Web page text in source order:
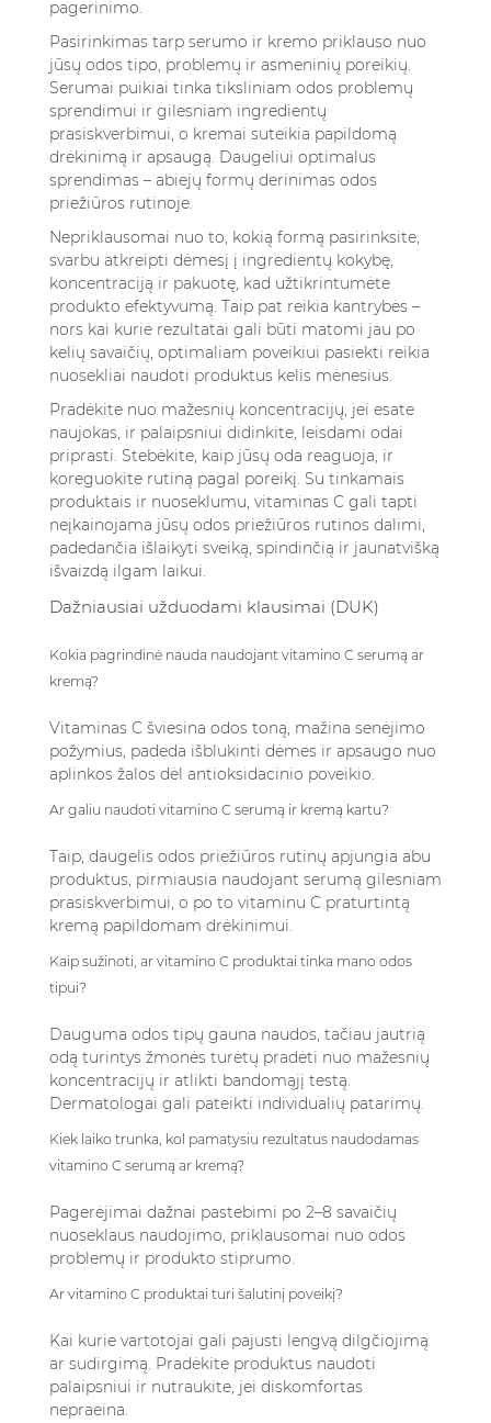
pagerinimo.
Pasirinkimas tarp serumo ir kremo priklauso nuo
jūsų odos tipo, problemų ir asmeninių poreikių.
Serumai puikiai tinka tiksliniam odos problemų
sprendimui ir gilesniam ingredientų
prasiskverbimui, o kremai suteikia papildomą
drėkinimą ir apsaugą. Daugeliui optimalus
sprendimas – abiejų formų derinimas odos
priežiūros rutinoje.
Nepriklausomai nuo to, kokią formą pasirinksite,
svarbu atkreipti dėmesį į ingredientų kokybę,
koncentraciją ir pakuotę, kad užtikrintumėte
produkto efektyvumą. Taip pat reikia kantrybės –
nors kai kurie rezultatai gali būti matomi jau po
kelių savaičių, optimaliam poveikiui pasiekti reikia
nuosekliai naudoti produktus kelis mėnesius.
Pradėkite nuo mažesnių koncentracijų, jei esate
naujokas, ir palaipsniui didinkite, leisdami odai
priprasti. Stebėkite, kaip jūsų oda reaguoja, ir
koreguokite rutiną pagal poreikį. Su tinkamais
produktais ir nuoseklumu, vitaminas C gali tapti
neįkainojama jūsų odos priežiūros rutinos dalimi,
padedančia išlaikyti sveiką, spindinčią ir jaunatvišką
išvaizdą ilgam laikui.
Dažniausiai užduodami klausimai (DUK)
Kokia pagrindinė nauda naudojant vitamino C serumą ar
kremą?
Vitaminas C šviesina odos toną, mažina senėjimo
požymius, padeda išblukinti dėmes ir apsaugo nuo
aplinkos žalos dėl antioksidacinio poveikio.
Ar galiu naudoti vitamino C serumą ir kremą kartu?
Taip, daugelis odos priežiūros rutinų apjungia abu
produktus, pirmiausia naudojant serumą gilesniam
prasiskverbimui, o po to vitaminu C praturtintą
kremą papildomam drėkinimui.
Kaip sužinoti, ar vitamino C produktai tinka mano odos
tipui?
Dauguma odos tipų gauna naudos, tačiau jautrią
odą turintys žmonės turėtų pradėti nuo mažesnių
koncentracijų ir atlikti bandomąjį testą.
Dermatologai gali pateikti individualių patarimų.
Kiek laiko trunka, kol pamatysiu rezultatus naudodamas
vitamino C serumą ar kremą?
Pagerėjimai dažnai pastebimi po 2–8 savaičių
nuoseklaus naudojimo, priklausomai nuo odos
problemų ir produkto stiprumo.
Ar vitamino C produktai turi šalutinį poveikį?
Kai kurie vartotojai gali pajusti lengvą dilgčiojimą
ar sudirgimą. Pradėkite produktus naudoti
palaipsniui ir nutraukite, jei diskomfortas
nepraeina.